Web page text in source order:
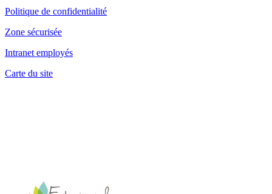
Politique de confidentialité
Zone sécurisée
Intranet employés
Carte du site